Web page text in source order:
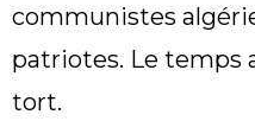
communistes
patriotes. Le temps
tort.